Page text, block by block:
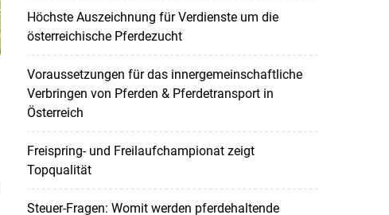
Höchste Auszeichnung für Verdienste um die
österreichische Pferdezucht
Voraussetzungen für das innergemeinschaftliche
Verbringen von Pferden & Pferdetransport in
Österreich
Freispring- und Freilaufchampionat zeigt
Topqualität
Steuer-Fragen: Womit werden pferdehaltende